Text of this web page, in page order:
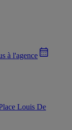
à l'agence
Louis De